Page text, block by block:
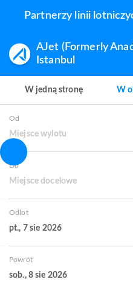
Partnerzy linii
AJet (Formerly
Istanbul
W jedną stronę W
Od
Miejsce wylotu
Do
Miejsce docelowe
Odlot
pt., 7 sie 2026
Powrót
sob., 8 sie 2026